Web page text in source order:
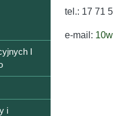
tel.: 17 71
e-mail:
I
i